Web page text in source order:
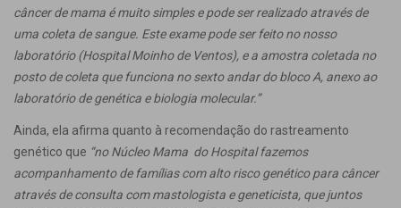
câncer de mama é muito simples e pode ser realizado através de
uma coleta de sangue. Este exame pode ser feito no nosso
laboratório (Hospital Moinho de Ventos), e a amostra coletada no
posto de coleta que funciona no sexto andar do bloco A, anexo ao
laboratório de genética e biologia molecular.”
Ainda, ela afirma quanto à recomendação do rastreamento
genético que “no Núcleo Mama do Hospital fazemos
acompanhamento de famílias com alto risco genético para câncer
através de consulta com mastologista e geneticista, que juntos